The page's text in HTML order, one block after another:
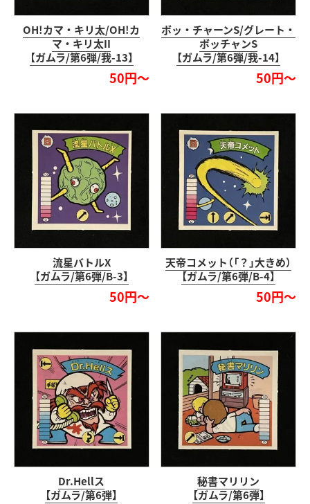
OH!カマ・キリ太/OH!カ
マ・キリ太II
【ガムラ/第6弾/我-13】
50円～
ボッ・チャーンS/グレート・
ボッチャンS
【ガムラ/第6弾/我-14】
50円～
流星バトルX
【ガムラ/第6弾/B-3】
50円～
天帝コメット（「？」大きめ）
【ガムラ/第6弾/B-4】
50円～
Dr.Hellス
【ガムラ/第6弾】
秘書マリリン
【ガムラ/第6弾】